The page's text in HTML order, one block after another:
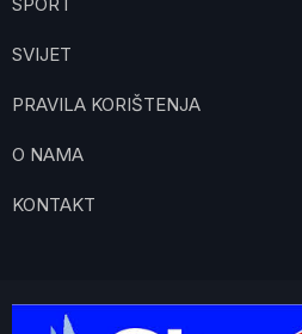
SVIJET
PRAVILA KORIŠTENJA
O NAMA
KONTAKT